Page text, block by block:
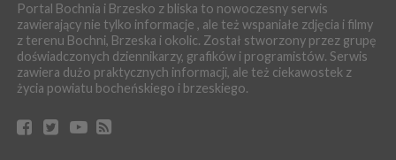
Kopalni Soli Bochnia
WYDARZENIA
06 sierpnia 2026
BRZESKO. Lepsze warunki dla strażaków z OSP Okocim!
06 sierpnia 2026
BORZĘCIN. Już w najbliższy weekend XIX Borzęckie Święto
Portal Bochnia i Brzesko z bliska to nowoczesny serwis
zawierający nie tylko informacje , ale też wspaniałe zdjęcia i filmy
z terenu Bochni, Brzeska i okolic. Został stworzony przez grupę
doświadczonych dziennikarzy, grafików i programistów. Serwis
zawiera dużo praktycznych informacji, ale też ciekawostek z
życia powiatu bocheńskiego i brzeskiego.